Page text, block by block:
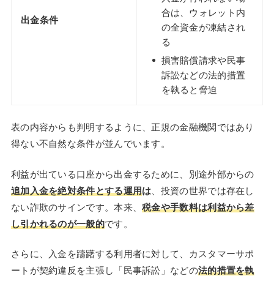
出金条件
合は、ウォレット内
の全資金が凍結され
る
損害賠償請求や民事
訴訟などの法的措置
を執ると脅迫
表の内容からも判明するように、正規の金融機関ではあり
得ない不自然な条件が並んでいます。
利益が出ている口座から出金するために、別途外部からの
追加入金を絶対条件とする運用は 、投資の世界では存在し
ない詐欺のサインです。本来、税金や手数料は利益から差
し引かれるのが一般的です。
さらに、入金を躊躇する利用者に対して、カスタマーサポ
ートが契約違反を主張し「民事訴訟」などの法的措置を執